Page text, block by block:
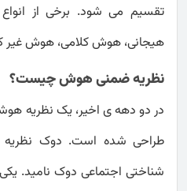
تقسیم می شود. برخی از
هیجانی، هوش کلامی، هوش غیر
نظریه ضمنی هوش چیست؟
در دو دهه ی اخیر، یک نظریه
طراحی شده است. دوک
شناختی اجتماعی دوک نامید.